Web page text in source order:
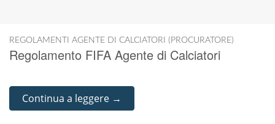
REGOLAMENTI AGENTE DI CALCIATORI (PROCURATORE)
Regolamento FIFA Agente di Calciatori
Continua a leggere →